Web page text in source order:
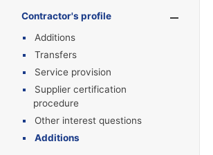
Contractor's profile
Additions
Transfers
Service provision
Supplier certification
procedure
Other interest questions
Additions